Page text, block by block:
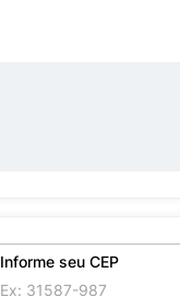
Informe seu CEP